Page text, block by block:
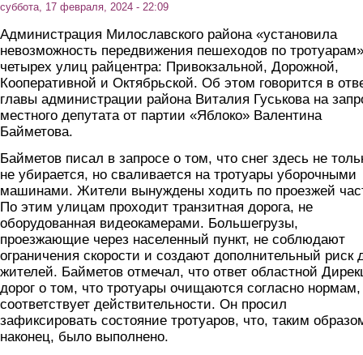
суббота, 17 февраля, 2024 - 22:09
Администрация Милославского района «установила
невозможность передвижения пешеходов по тротуарам»
четырех улиц райцентра: Привокзальной, Дорожной,
Кооперативной и Октябрьской. Об этом говорится в
главы администрации района Виталия Гуськова на
местного депутата от партии «Яблоко» Валентина
Байметова.
Байметов писал в запросе о том, что снег здесь не
не убирается, но сваливается на тротуары уборочными
машинами. Жители вынуждены ходить по проезжей
По этим улицам проходит транзитная дорога, не
оборудованная видеокамерами. Большегрузы,
проезжающие через населенный пункт, не соблюдают
ограничения скорости и создают дополнительный риск
жителей. Байметов отмечал, что ответ областной
дорог о том, что тротуары очищаются согласно нормам,
соответствует действительности. Он просил
зафиксировать состояние тротуаров, что, таким
наконец, было выполнено.